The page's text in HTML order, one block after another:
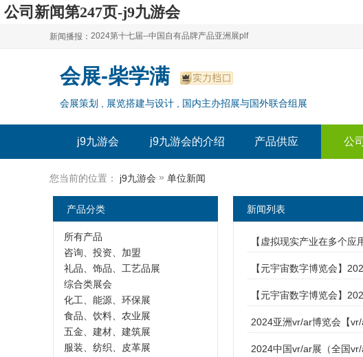
公司新闻第247页-j9九游会
新闻播报：
2024上海自有品牌展--百货展|食品展 零售展|oem展
2024全球自有--品牌产品亚洲展（plf）
2024上海自有品牌展--2024上海oem 贴牌代加工展
2024第十七届--中国自有品牌产品亚洲展plf
2024全球自有--品牌产品亚洲展（plf）
2024年上海--第17届自有品牌展
会展-柴学满
会展策划 , 展览搭建与设计 , 国内主办招展与国外联合组展
j9九游会 j9九游会的介绍 产品供应 公
您当前的位置： j9九游会 » 单位新闻
新闻列表
【虚拟现实产业在多个
【元宇宙数字博览会】
【元宇宙数字博览会】
2024亚洲vr/ar博览会【vr/
2024中国vr/ar展（全国
产品分类
所有产品
咨询、投资、加盟
礼品、饰品、工艺品展
综合类展会
化工、能源、环保展
食品、饮料、农业展
五金、建材、建筑展
服装、纺织、皮革展